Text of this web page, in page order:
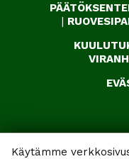
Käytämme
|